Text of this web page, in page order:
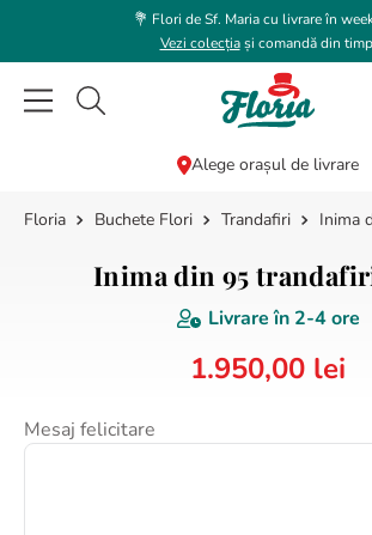
💐 Flori de Sf. Maria cu livrare în
Vezi colecțiași comandă din
Caută flori, plante, cadouri...
Alege orașul de livrare
Buchete Flori Trandafiri Inima
Inima din 95
Livrare în 2-4 ore
1.950,00 lei
Mesaj felicitare
CĂUTĂRI POPULARE
5.
buchet lalele